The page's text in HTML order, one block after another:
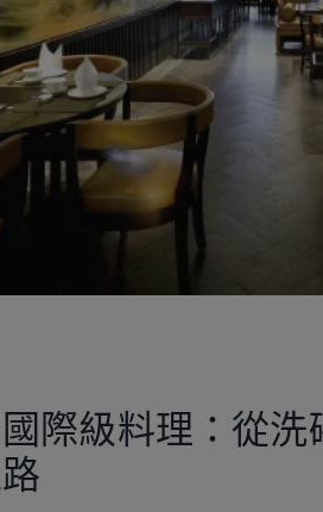
際級料理：從